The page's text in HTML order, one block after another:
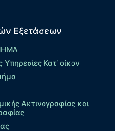
Εξετάσεων
Υπηρεσίες Κατ’ οίκον
Ακτινογραφίας και